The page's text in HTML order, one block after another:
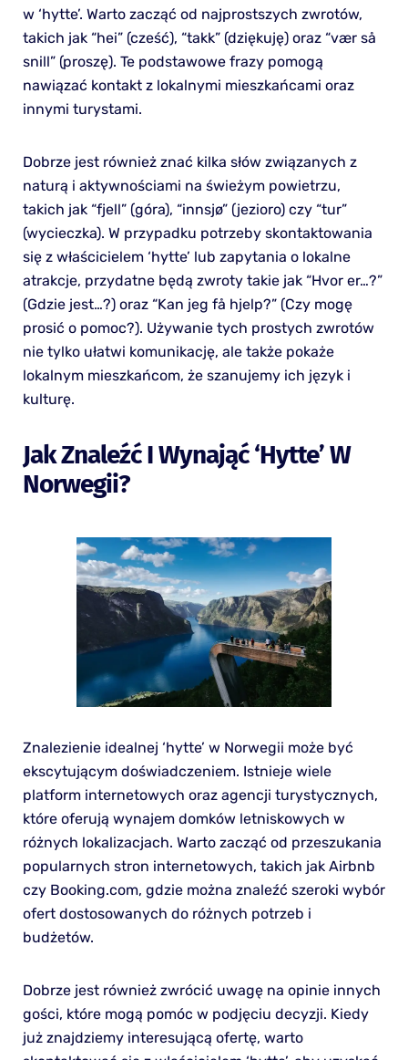
w ‘hytte’. Warto zacząć od najprostszych zwrotów,
takich jak “hei” (cześć), “takk” (dziękuję) oraz “vær så
snill” (proszę). Te podstawowe frazy pomogą
nawiązać kontakt z lokalnymi mieszkańcami oraz
innymi turystami.
Dobrze jest również znać kilka słów związanych z
naturą i aktywnościami na świeżym powietrzu,
takich jak “fjell” (góra), “innsjø” (jezioro) czy “tur”
(wycieczka). W przypadku potrzeby skontaktowania
się z właścicielem ‘hytte’ lub zapytania o lokalne
atrakcje, przydatne będą zwroty takie jak “Hvor er…?”
(Gdzie jest…?) oraz “Kan jeg få hjelp?” (Czy mogę
prosić o pomoc?). Używanie tych prostych zwrotów
nie tylko ułatwi komunikację, ale także pokaże
lokalnym mieszkańcom, że szanujemy ich język i
kulturę.
Jak Znaleźć I Wynająć ‘hytte’ W
Norwegii?
Znalezienie idealnej ‘hytte’ w Norwegii może być
ekscytującym doświadczeniem. Istnieje wiele
platform internetowych oraz agencji turystycznych,
które oferują wynajem domków letniskowych w
różnych lokalizacjach. Warto zacząć od przeszukania
popularnych stron internetowych, takich jak Airbnb
czy Booking.com, gdzie można znaleźć szeroki wybór
ofert dostosowanych do różnych potrzeb i
budżetów.
Dobrze jest również zwrócić uwagę na opinie innych
gości, które mogą pomóc w podjęciu decyzji. Kiedy
już znajdziemy interesującą ofertę, warto